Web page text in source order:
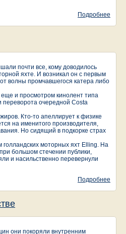
Подробнее
почти все, кому доводилось
яхте. И возникал он с первым
волны промчавшегося катера либо
и просмотром кинолент типа
очередной Costa
Кто-то апеллирует к физике
на именитого производителя,
Но сидящий в подкорке страх
моторных яхт Elling. На
большом стечении публики,
и насильственно перевернули
Подробнее
они покоряли внутренним